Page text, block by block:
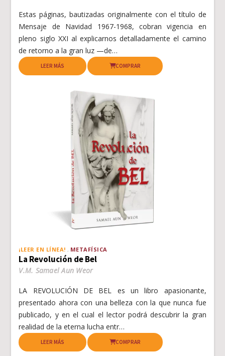
Estas páginas, bautizadas originalmente con el título de
Mensaje de Navidad 1967-1968, cobran vigencia en
pleno siglo XXI al explicarnos detalladamente el camino
de retorno a la gran luz —de…
LEER MÁS COMPRAR
¡LEER EN LÍNEA! METAFÍSICA
La Revolución de Bel
V.M. Samael Aun Weor
LA REVOLUCIÓN DE BEL es un libro apasionante,
presentado ahora con una belleza con la que nunca fue
publicado, y en el cual el lector podrá descubrir la gran
realidad de la eterna lucha entr…
LEER MÁS COMPRAR